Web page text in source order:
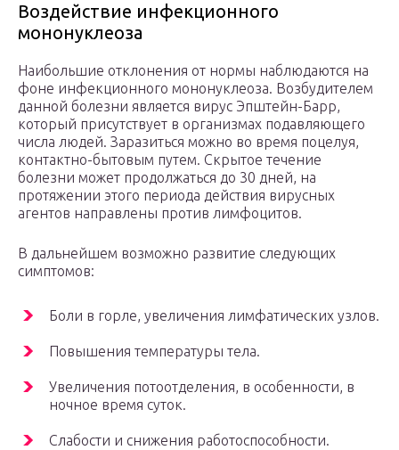
Воздействие инфекционного
мононуклеоза
Наибольшие отклонения от нормы наблюдаются на
фоне инфекционного мононуклеоза. Возбудителем
данной болезни является вирус Эпштейн-Барр,
который присутствует в организмах подавляющего
числа людей. Заразиться можно во время поцелуя,
контактно-бытовым путем. Скрытое течение
болезни может продолжаться до 30 дней, на
протяжении этого периода действия вирусных
агентов направлены против лимфоцитов.
В дальнейшем возможно развитие следующих
симптомов:
Боли в горле, увеличения лимфатических узлов.
Повышения температуры тела.
Увеличения потоотделения, в особенности, в
ночное время суток.
Слабости и снижения работоспособности.